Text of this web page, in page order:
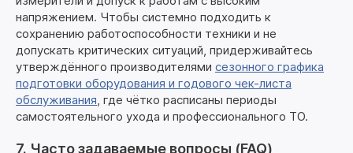
напряжением. Чтобы системно подходить к
сохранению работоспособности техники и не
допускать критических ситуаций, придерживайтесь
утверждённого производителями сезонного графика
подготовки оборудования и годового чек-листа
обслуживания, где чётко расписаны периоды
самостоятельного ухода и профессионального ТО.
7. Часто задаваемые вопросы (FAQ)